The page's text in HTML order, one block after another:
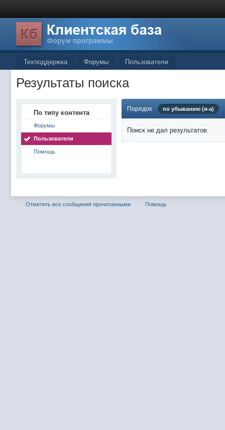
Техподдержка Форумы Пользователи
Результаты поиска
По типу контента
Форумы
Пользователи
Помощь
Порядок по убыванию (я-а)
Поиск не дал результатов.
Отметить все сообщения прочитанными Помощь